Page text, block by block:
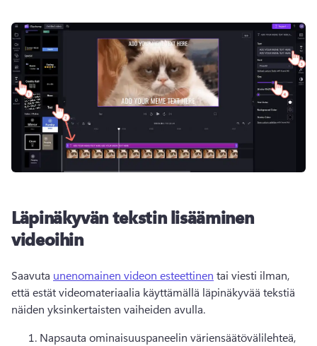
Läpinäkyvän tekstin lisääminen
videoihin
Saavuta unenomainen videon esteettinen tai viesti ilman,
että estät videomateriaalia käyttämällä läpinäkyvää tekstiä
näiden yksinkertaisten vaiheiden avulla.
Napsauta ominaisuuspaneelin väriensäätövälilehteä,